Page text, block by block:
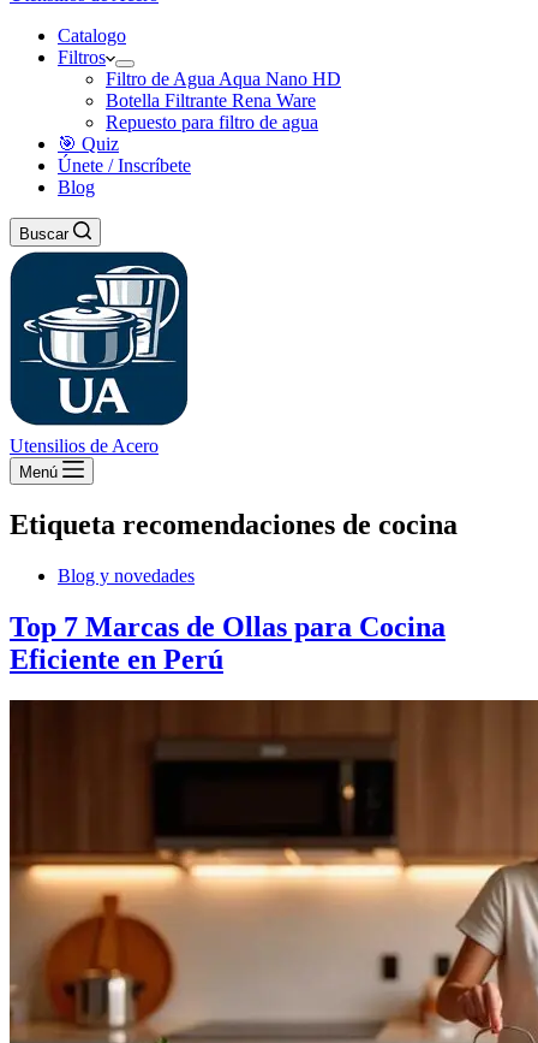
Catalogo
Filtros
Filtro de Agua Aqua Nano HD
Botella Filtrante Rena Ware
Repuesto para filtro de agua
🎯 Quiz
Únete / Inscríbete
Blog
Buscar
Utensilios de Acero
Menú
Etiqueta recomendaciones de cocina
Blog y novedades
Top 7 Marcas de Ollas para Cocina
Eficiente en Perú